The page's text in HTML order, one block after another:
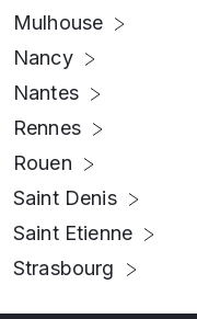
Mulhouse
Nancy
Nantes
Rennes
Rouen
Saint Denis
Saint Etienne
Strasbourg